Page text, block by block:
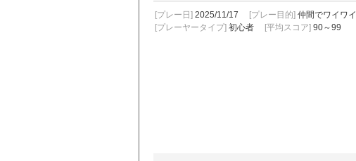
[プレー日] 2025/11/17 [プレー目的] 仲間でワイワイ
[プレーヤータイプ] 初心者 [平均スコア] 90～99